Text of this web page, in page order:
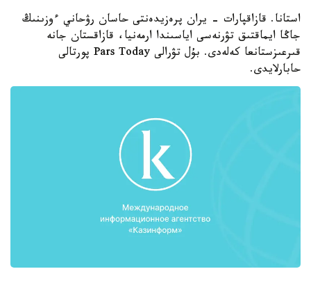
استانا. قازاقپارات - يران پرەزيدەنتى حاسان رۋحاني ءوزىنىڭ
جاڭا ايماقتىق تۋرنەسى اياسىندا ارمەنيا، قازاقستان جانە
قىرعىزستانعا كەلەدى. بۇل تۋرالى Pars Today پورتالى
حابارلايدى.